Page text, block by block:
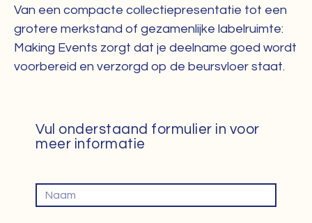
Van een compacte collectiepresentatie tot een
grotere merkstand of gezamenlijke labelruimte:
Making Events zorgt dat je deelname goed wordt
voorbereid en verzorgd op de beursvloer staat.
Vul onderstaand formulier in voor
meer informatie